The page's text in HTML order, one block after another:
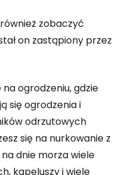
zobaczyć
on zastąpiony przez
ogrodzeniu, gdzie
się ogrodzenia i
odrzutowych
się na nurkowanie z
dnie morza wiele
kapeluszy i wiele